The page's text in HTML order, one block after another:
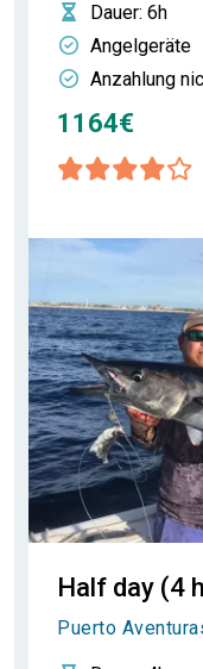
Dauer: 6h
Angelgeräte
Anzahlung
1164€
Half day (4
Puerto